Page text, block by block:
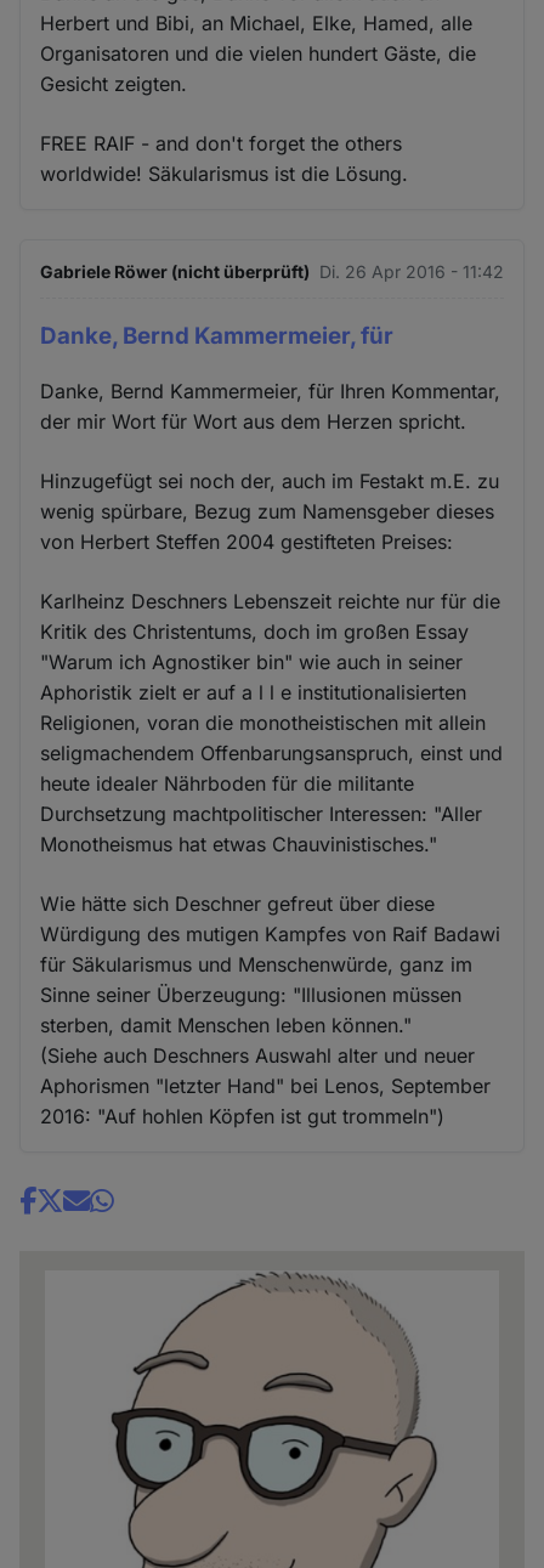
Herbert und Bibi, an Michael, Elke, Hamed, alle
Organisatoren und die vielen hundert Gäste, die
Gesicht zeigten.
FREE RAIF - and don't forget the others
worldwide! Säkularismus ist die Lösung.
Gabriele Röwer (nicht überprüft) Di. 26 Apr 2016 - 11:42
Danke, Bernd Kammermeier, für
Danke, Bernd Kammermeier, für Ihren Kommentar,
der mir Wort für Wort aus dem Herzen spricht.
Hinzugefügt sei noch der, auch im Festakt m.E. zu
wenig spürbare, Bezug zum Namensgeber dieses
von Herbert Steffen 2004 gestifteten Preises:
Karlheinz Deschners Lebenszeit reichte nur für die
Kritik des Christentums, doch im großen Essay
"Warum ich Agnostiker bin" wie auch in seiner
Aphoristik zielt er auf a l l e institutionalisierten
Religionen, voran die monotheistischen mit allein
seligmachendem Offenbarungsanspruch, einst und
heute idealer Nährboden für die militante
Durchsetzung machtpolitischer Interessen: "Aller
Monotheismus hat etwas Chauvinistisches."
Wie hätte sich Deschner gefreut über diese
Würdigung des mutigen Kampfes von Raif Badawi
für Säkularismus und Menschenwürde, ganz im
Sinne seiner Überzeugung: "Illusionen müssen
sterben, damit Menschen leben können."
(Siehe auch Deschners Auswahl alter und neuer
Aphorismen "letzter Hand" bei Lenos, September
2016: "Auf hohlen Köpfen ist gut trommeln")
Share